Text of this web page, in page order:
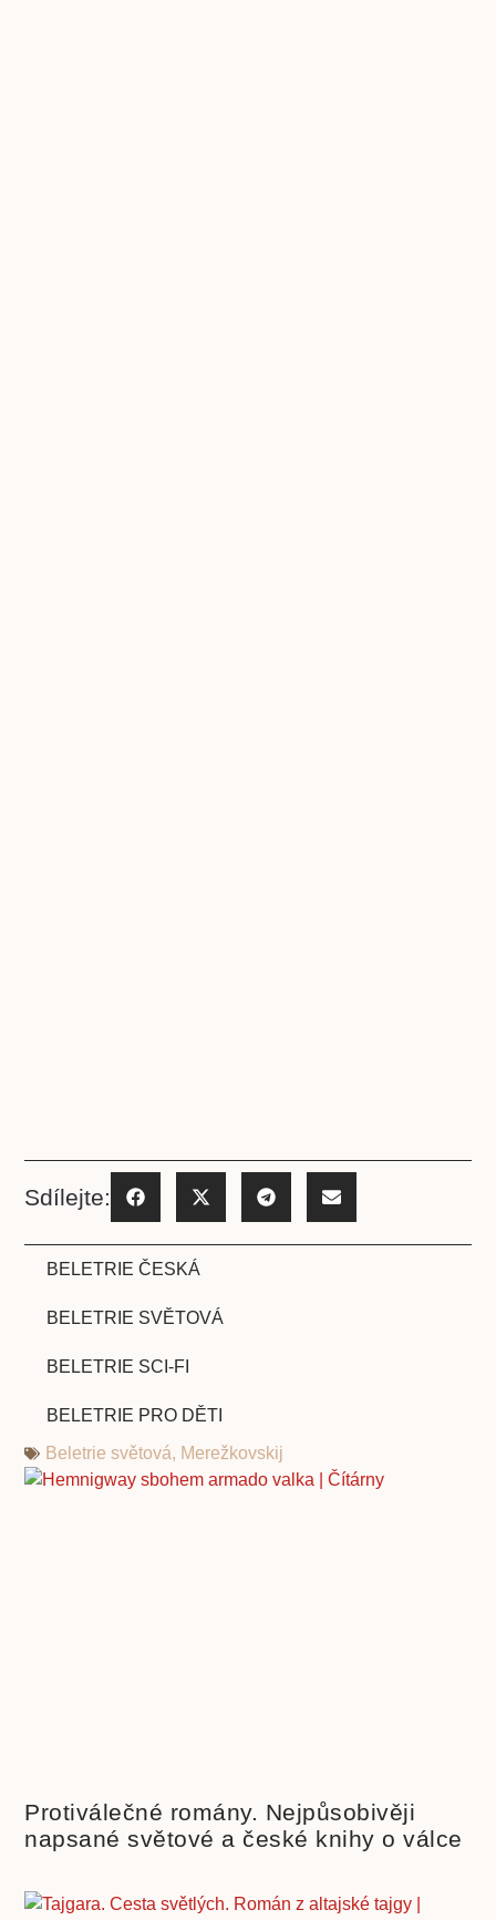
Sdílejte:
BELETRIE ČESKÁ
BELETRIE SVĚTOVÁ
BELETRIE SCI-FI
BELETRIE PRO DĚTI
Beletrie světová, Merežkovskij
Protiválečné romány. Nejpůsobivěji
napsané světové a české knihy o válce